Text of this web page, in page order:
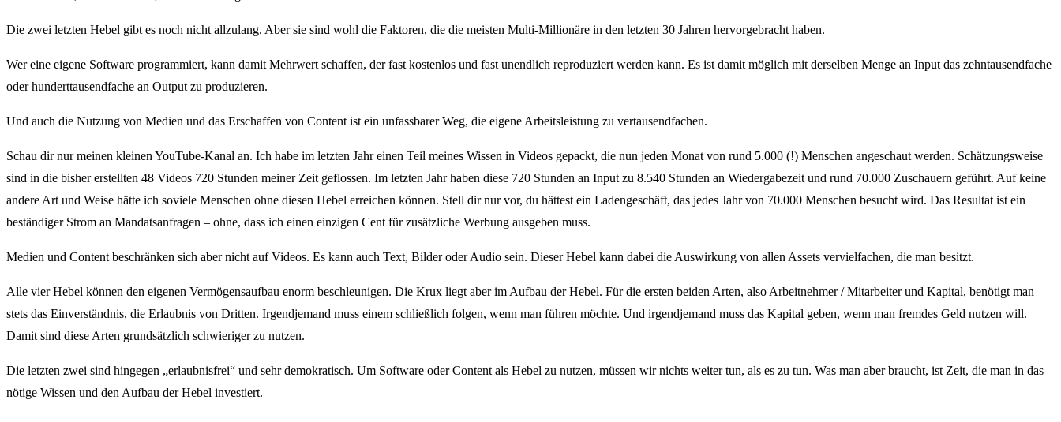
Die zwei letzten Hebel gibt es noch nicht allzulang. Aber sie sind wohl die Faktoren, die die meisten Multi-Millionäre in den letzten 30 Jahren hervorgebracht haben.
Wer eine eigene Software programmiert, kann damit Mehrwert schaffen, der fast kostenlos und fast unendlich reproduziert werden kann. Es ist damit möglich mit derselben Menge an Input das zehntausendfache
oder hunderttausendfache an Output zu produzieren.
Und auch die Nutzung von Medien und das Erschaffen von Content ist ein unfassbarer Weg, die eigene Arbeitsleistung zu vertausendfachen.
Schau dir nur meinen kleinen YouTube-Kanal an. Ich habe im letzten Jahr einen Teil meines Wissen in Videos gepackt, die nun jeden Monat von rund 5.000 (!) Menschen angeschaut werden. Schätzungsweise
sind in die bisher erstellten 48 Videos 720 Stunden meiner Zeit geflossen. Im letzten Jahr haben diese 720 Stunden an Input zu 8.540 Stunden an Wiedergabezeit und rund 70.000 Zuschauern geführt. Auf keine
andere Art und Weise hätte ich soviele Menschen ohne diesen Hebel erreichen können. Stell dir nur vor, du hättest ein Ladengeschäft, das jedes Jahr von 70.000 Menschen besucht wird. Das Resultat ist ein
beständiger Strom an Mandatsanfragen – ohne, dass ich einen einzigen Cent für zusätzliche Werbung ausgeben muss.
Medien und Content beschränken sich aber nicht auf Videos. Es kann auch Text, Bilder oder Audio sein. Dieser Hebel kann dabei die Auswirkung von allen Assets vervielfachen, die man besitzt.
Alle vier Hebel können den eigenen Vermögensaufbau enorm beschleunigen. Die Krux liegt aber im Aufbau der Hebel. Für die ersten beiden Arten, also Arbeitnehmer / Mitarbeiter und Kapital, benötigt man
stets das Einverständnis, die Erlaubnis von Dritten. Irgendjemand muss einem schließlich folgen, wenn man führen möchte. Und irgendjemand muss das Kapital geben, wenn man fremdes Geld nutzen will.
Damit sind diese Arten grundsätzlich schwieriger zu nutzen.
Die letzten zwei sind hingegen „erlaubnisfrei“ und sehr demokratisch. Um Software oder Content als Hebel zu nutzen, müssen wir nichts weiter tun, als es zu tun. Was man aber braucht, ist Zeit, die man in das
nötige Wissen und den Aufbau der Hebel investiert.